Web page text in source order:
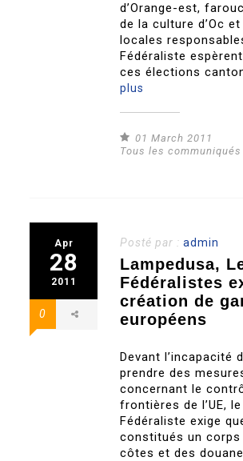
d’Orange-est,
de la culture d’Oc
locales
Fédéraliste
ces élections
plus
01 March 2011
Tous les communiqués
Apr
28
2011
0
Posté par :admin
Lampedusa,
Fédéralistes
création de
européens
Devant l’incapacité
prendre des
concernant le
frontières de l’UE,
Fédéraliste exige
constitués un corps
côtes et des